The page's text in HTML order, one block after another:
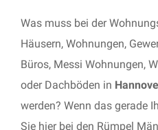
Was muss bei der
Häusern, Wohnungen,
Büros, Messi Wohnungen,
oder Dachböden in
werden? Wenn das gerade
Sie hier bei den Rümpel